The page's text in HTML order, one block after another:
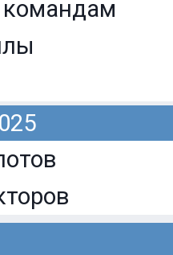
командам